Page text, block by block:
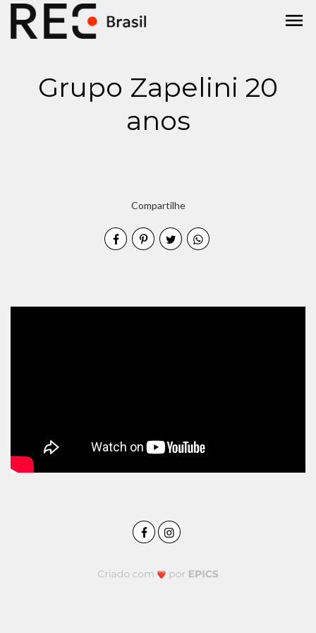
menu
Grupo Zapelini 20
anos
Compartilhe